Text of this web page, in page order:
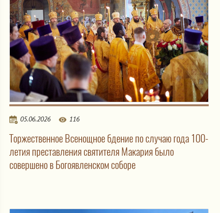
05.06.2026 116
Торжественное Всенощное бдение по случаю года 100-
летия преставления святителя Макария было
совершено в Богоявленском соборе